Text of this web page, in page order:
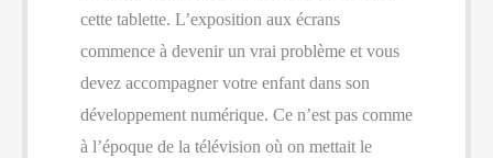
cette tablette. L’exposition aux écrans
commence à devenir un vrai problème et vous
devez accompagner votre enfant dans son
développement numérique. Ce n’est pas comme
à l’époque de la télévision où on mettait le